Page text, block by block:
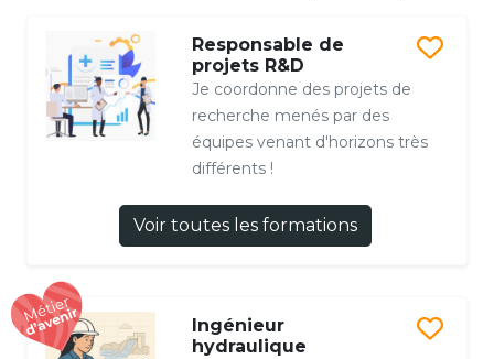
Responsable de
projets R&D
Je coordonne des projets de
recherche menés par des
équipes venant d'horizons très
différents !
Voir toutes les formations
Ingénieur
hydraulique